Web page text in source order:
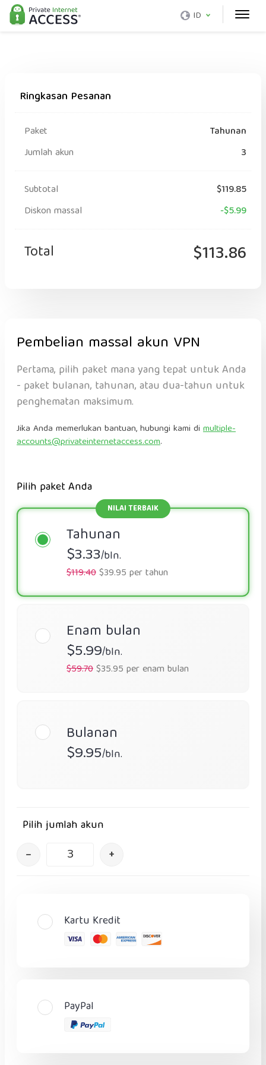
ID
Ringkasan Pesanan
Paket
Tahunan
Jumlah akun
3
Subtotal
$119.85
Diskon massal
-$5.99
Total $113.86
Pembelian massal akun VPN
Pertama, pilih paket mana yang tepat untuk Anda
- paket bulanan, tahunan, atau dua-tahun untuk
penghematan maksimum.
Jika Anda memerlukan bantuan, hubungi kami di multiple-
accounts@privateinternetaccess.com.
Pilih paket Anda
Tahunan
$3.33/bln.
$119.40$39.95 per tahun
Enam bulan
$5.99/bln.
$59.70$35.95 per enam bulan
Bulanan
$9.95/bln.
Pilih jumlah akun
– +
Kartu Kredit
PayPal